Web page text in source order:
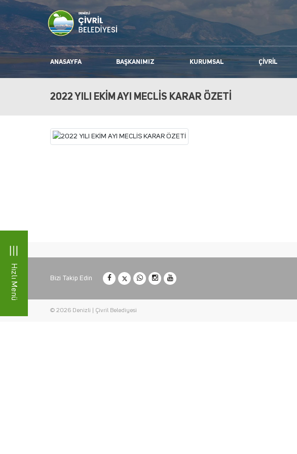
Hızlı Menü
ANASAYFA BAŞKANIMIZ KURUMSAL ÇIVRIL
2022 YILI EKİM AYI MECLİS KARAR ÖZETİ
Bizi Takip Edin
© 2026 Denizli | Çivril Belediyesi